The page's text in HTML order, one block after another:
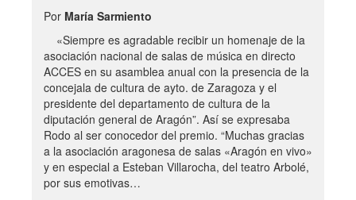
Por María Sarmiento
«Siempre es agradable recibir un homenaje de la
asociación nacional de salas de música en directo
ACCES en su asamblea anual con la presencia de la
concejala de cultura de ayto. de Zaragoza y el
presidente del departamento de cultura de la
diputación general de Aragón”. Así se expresaba
Rodo al ser conocedor del premio. “Muchas gracias
a la asociación aragonesa de salas «Aragón en vivo»
y en especial a Esteban Villarocha, del teatro Arbolé,
por sus emotivas…